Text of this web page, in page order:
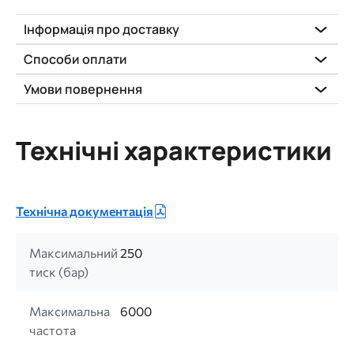
Інформація про доставку
Способи оплати
Умови повернення
Технічні характеристики
Технічна документація
Максимальний
тиск (бар)
250
Максимальна
частота
6000